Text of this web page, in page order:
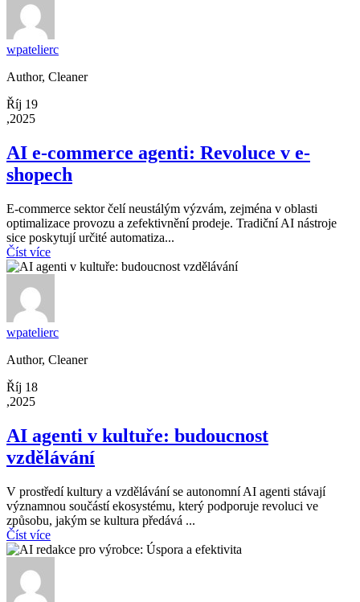
wpatelierc
Author, Cleaner
Říj 19
,2025
AI e-commerce agenti: Revoluce v e-
shopech
E-commerce sektor čelí neustálým výzvám, zejména v oblasti
optimalizace provozu a zefektivnění prodeje. Tradiční AI nástroje
sice poskytují určité automatiza...
Číst více
wpatelierc
Author, Cleaner
Říj 18
,2025
AI agenti v kultuře: budoucnost
vzdělávání
V prostředí kultury a vzdělávání se autonomní AI agenti stávají
významnou součástí ekosystému, který podporuje revoluci ve
způsobu, jakým se kultura předává ...
Číst více